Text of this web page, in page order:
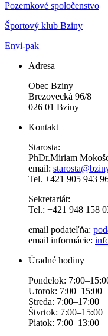
Pozemkové spoločenstvo
Športový klub Bziny
Envi-pak
Adresa
Obec Bziny
Brezovecká 96/8
026 01 Bziny
Kontakt
Starosta:
PhDr.Miriam
email:
Tel. +421 905 943
Sekretariát:
Tel.: +421 948 158
email podateľňa:
email informácie:
Úradné hodiny
Pondelok:
Utorok: 7:00–15:00
Streda: 7:00–17:00
Štvrtok: 7:00–15:00
Piatok: 7:00–13:00